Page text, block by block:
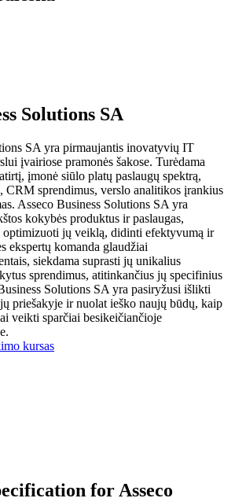
Solutions SA
SA yra pirmaujantis inovatyvių IT
įvairiose pramonės šakose. Turėdama
įmonė siūlo platų paslaugų spektrą,
CRM sprendimus, verslo analitikos įrankius
Asseco Business Solutions SA yra
kokybės produktus ir paslaugas,
optimizuoti jų veiklą, didinti efektyvumą ir
ekspertų komanda glaudžiai
siekdama suprasti jų unikalius
sprendimus, atitinkančius jų specifinius
Solutions SA yra pasiryžusi išlikti
priešakyje ir nuolat ieško naujų būdų, kaip
veikti sparčiai besikeičiančioje
kursas
for Asseco